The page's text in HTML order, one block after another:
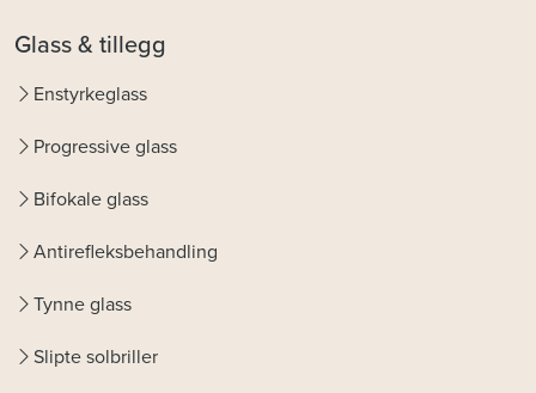
Glass & tillegg
Enstyrkeglass
Progressive glass
Bifokale glass
Antirefleksbehandling
Tynne glass
Slipte solbriller